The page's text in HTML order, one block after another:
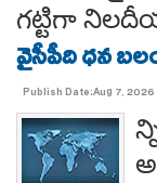
గట్టిగా
వైసీపీది ధన
Publish Date:Aug 7, 2026